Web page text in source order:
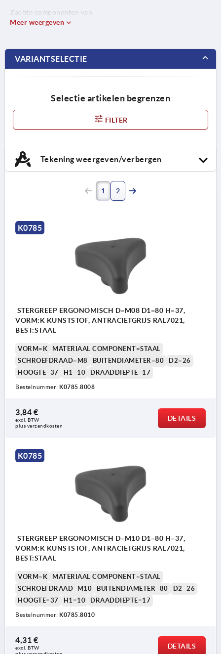
Zachte componenten van
thermoplastisch elastomeer.
of rvs 1.4305.
Meer weergeven
VARIANTSELECTIE
Selectie artikelen begrenzen
FILTER
Tekening weergeven/verbergen
1 2
K0785
STERGREEP ERGONOMISCH D=M08 D1=80 H=37,
VORM:K KUNSTSTOF, ANTRACIETGRIJS RAL7021,
BEST:STAAL
VORM=K
MATERIAAL COMPONENT=STAAL
SCHROEFDRAAD=M8
BUITENDIAMETER=80
D2=26
HOOGTE=37
H1=10 DRAADDIEPTE=17
Bestelnummer: K0785.8008
3,84 €
excl. BTW
plus verzendkosten
DETAILS
K0785
STERGREEP ERGONOMISCH D=M10 D1=80 H=37,
VORM:K KUNSTSTOF, ANTRACIETGRIJS RAL7021,
BEST:STAAL
VORM=K
MATERIAAL COMPONENT=STAAL
SCHROEFDRAAD=M10
BUITENDIAMETER=80
D2=26
HOOGTE=37
H1=10 DRAADDIEPTE=17
Bestelnummer: K0785.8010
4,31 €
excl. BTW
DETAILS